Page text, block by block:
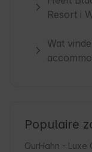
Resort i
Wat
Populaire
OurHahn - Luxe